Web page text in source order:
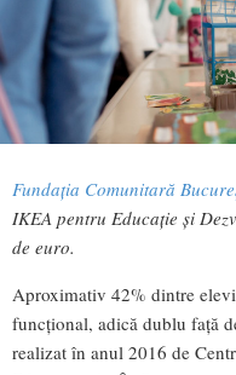
Fundația Comunitară
IKEA pentru Educație și
de euro.
Aproximativ 42% dintre
funcțional, adică dublu față
realizat în anul 2016 de